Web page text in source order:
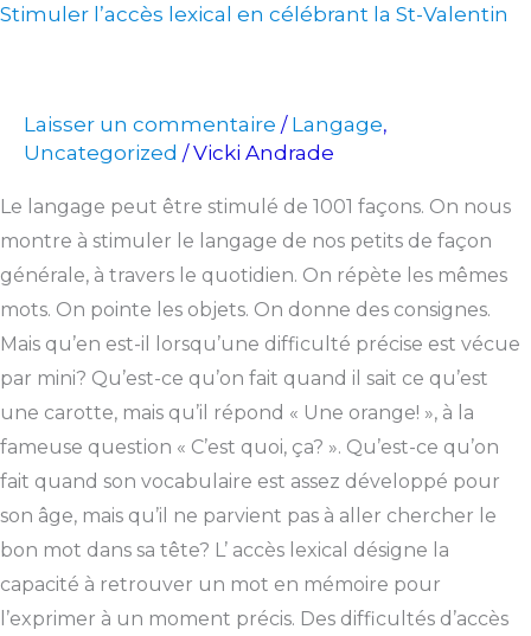
Stimuler l’accès lexical en célébrant la St-Valentin
Laisser un commentaire / Langage,
Uncategorized /Vicki Andrade
Le langage peut être stimulé de 1001 façons. On nous
montre à stimuler le langage de nos petits de façon
générale, à travers le quotidien. On répète les mêmes
mots. On pointe les objets. On donne des consignes.
Mais qu’en est-il lorsqu’une difficulté précise est vécue
par mini? Qu’est-ce qu’on fait quand il sait ce qu’est
une carotte, mais qu’il répond « Une orange! », à la
fameuse question « C’est quoi, ça? ». Qu’est-ce qu’on
fait quand son vocabulaire est assez développé pour
son âge, mais qu’il ne parvient pas à aller chercher le
bon mot dans sa tête? L’ accès lexical désigne la
capacité à retrouver un mot en mémoire pour
l’exprimer à un moment précis. Des difficultés d’accès